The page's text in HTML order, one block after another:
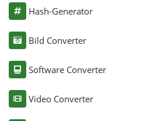
Hash-Generator
Bild Converter
Software Converter
Video Converter